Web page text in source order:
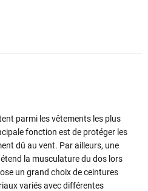
parmi les vêtements les plus
fonction est de protéger les
dû au vent. Par ailleurs, une
la musculature du dos lors
un grand choix de ceintures
variés avec différentes